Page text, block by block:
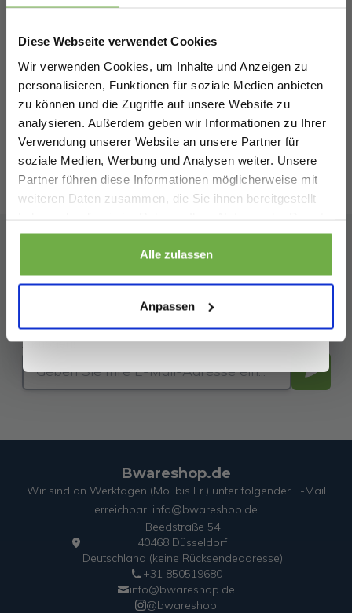
Diese Webseite verwendet Cookies
Wir verwenden Cookies, um Inhalte und Anzeigen zu
personalisieren, Funktionen für soziale Medien anbieten
zu können und die Zugriffe auf unsere Website zu
analysieren. Außerdem geben wir Informationen zu Ihrer
Verwendung unserer Website an unsere Partner für
soziale Medien, Werbung und Analysen weiter. Unsere
Partner führen diese Informationen möglicherweise mit
weiteren Daten zusammen, die Sie ihnen bereitgestellt
gesammelt haben.
Alle zulassen
Anpassen
Cappuccino Italia - Herren Pullover
Salerno Pullover - Blau - Größe XXL
Vergleichspreis
26,95 €
Bewertungenvon Trusted Shops
Abonnieren Sie unseren
Bleiben Sie auf dem Laufenden über unsere neuesten
Aktionen!
Bwareshop.de
Wir sind an Werktagen (Mo. bis Fr.) unter folgender E-Mail
erreichbar: info@bwareshop.de
Beedstraße 54
40468 Düsseldorf
Deutschland (keine Rücksendeadresse)
+31 850519680
info@bwareshop.de
@bwareshop
Melde dich an und erhalte sofort
Rabatten bis zu 70%.
Geburtstag
Sicher dir 5 € Rabatt
Wenn du dich anmeldest, erklärst du dich damit einverstanden, Angebote
erhalten. Außerdem stimmst du unserer
Datenschutzerklärung